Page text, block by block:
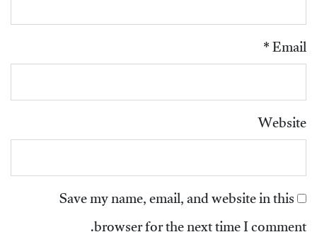
Email
*
Website
Save my name, email, and website in this
browser for the next time I comment.